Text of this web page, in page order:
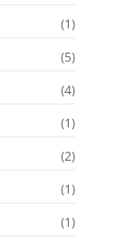
(1)
(5)
(4)
(1)
(2)
(1)
(1)